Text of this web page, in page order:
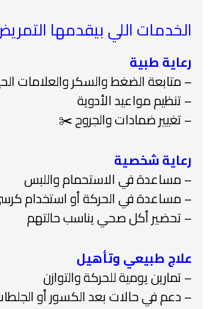
الخدمات اللي بيقدمها
رعاية طبية
– متابعة الضغط والسكر والعلامات
– تنظيم مواعيد الأدوية
– تغيير ضمادات والجروح ✂️
رعاية شخصية
– مساعدة في الاستحمام واللبس
– مساعدة في الحركة أو استخدام
– تحضير أكل صحي يناسب حالتهم
علاج طبيعي وتأهيل
– تمارين يومية للحركة والتوازن
– دعم في حالات بعد الكسور أو